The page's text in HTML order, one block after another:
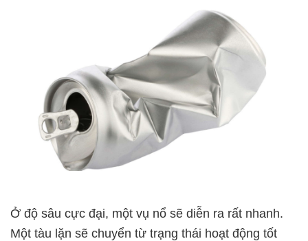
Ở độ sâu cực đại, một vụ nổ sẽ diễn ra rất nhanh.
Một tàu lặn sẽ chuyển từ trạng thái hoạt động tốt